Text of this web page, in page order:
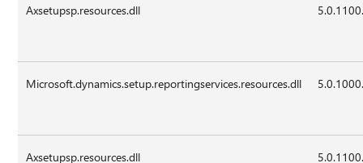
Axsetupsp.resources.dll
Microsoft.dynamics.setup.reportingservices.resources.dll
Axsetupsp.resources.dll